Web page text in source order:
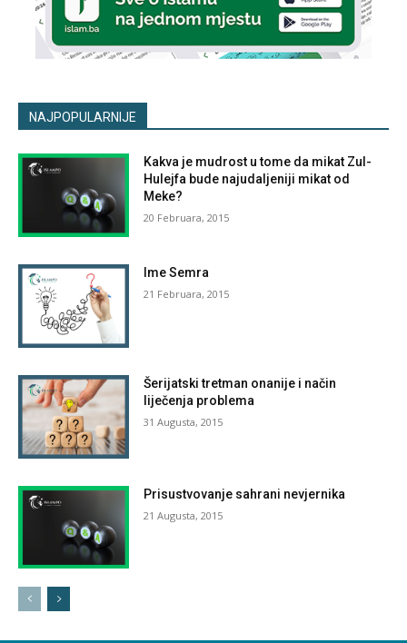
NAJPOPULARNIJE
Kakva je mudrost u tome da mikat Zul-
Hulejfa bude najudaljeniji mikat od
Meke?
20 Februara, 2015
Ime Semra
21 Februara, 2015
Šerijatski tretman onanije i način
liječenja problema
31 Augusta, 2015
Prisustvovanje sahrani nevjernika
21 Augusta, 2015